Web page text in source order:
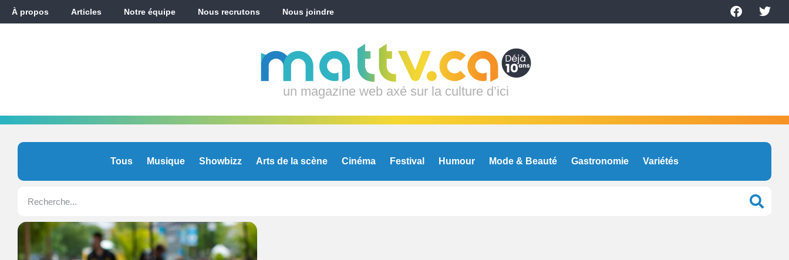
À propos Articles Notre équipe Nous recrutons Nous joindre
un magazine web axé sur la culture d’ici
Tous Musique Showbizz Arts de la scène Cinéma Festival Humour Mode & Beauté Gastronomie Variétés